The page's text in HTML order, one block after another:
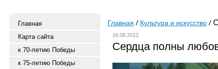
Главная
Карта сайта
к 70-летию Победы
к 75-летию Победы
Главная Культура и искусство
16.06.2012
Сердца полны